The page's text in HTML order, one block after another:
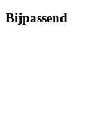
Bijpassend